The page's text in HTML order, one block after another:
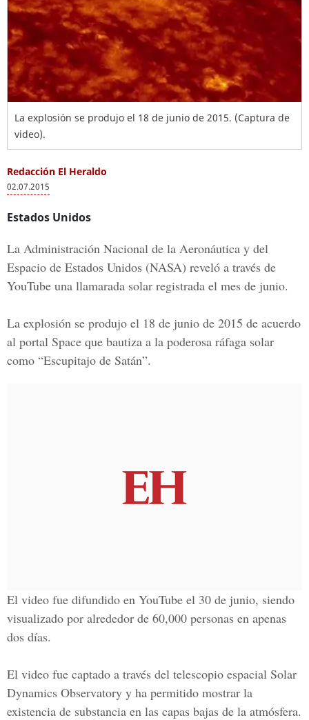
La explosión se produjo el 18 de junio de 2015. (Captura de
video).
Redacción El Heraldo
02.07.2015
Estados Unidos
La Administración Nacional de la Aeronáutica y del
Espacio de Estados Unidos (NASA) reveló a través de
YouTube una llamarada solar registrada el mes de junio.
La explosión se produjo el 18 de junio de 2015 de acuerdo
al portal Space que bautiza a la poderosa ráfaga solar
como “Escupitajo de Satán”.
El video fue difundido en YouTube el 30 de junio, siendo
visualizado por alrededor de 60,000 personas en apenas
dos días.
El video fue captado a través del telescopio espacial Solar
Dynamics Observatory y ha permitido mostrar la
existencia de substancia en las capas bajas de la atmósfera.